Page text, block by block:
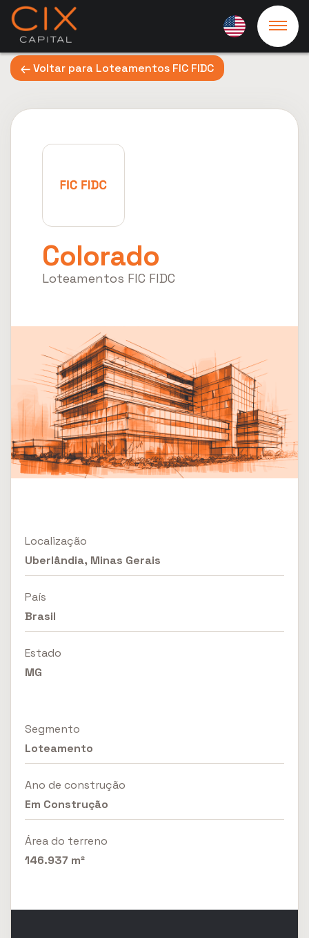
Voltar para Loteamentos FIC FIDC
Colorado
Loteamentos FIC FIDC
Localização
Uberlândia, Minas Gerais
País
Brasil
Estado
MG
Segmento
Loteamento
Ano de construção
Em Construção
Área do terreno
146.937 m²